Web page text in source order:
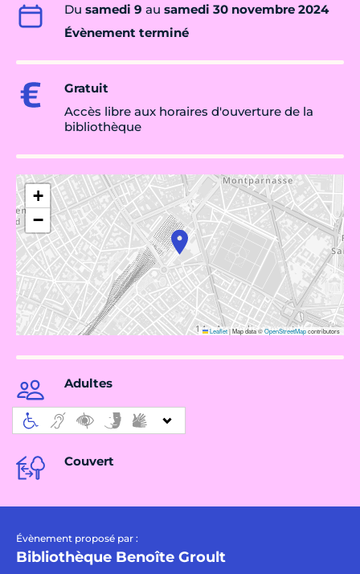
Du samedi 9 au samedi 30 novembre 2024
Évènement terminé
Gratuit
Accès libre aux horaires d'ouverture de la
bibliothèque
+
−
Leaflet|Map data ©OpenStreetMapcontributors
Adultes
Couvert
Évènement proposé par :
Bibliothèque Benoîte Groult